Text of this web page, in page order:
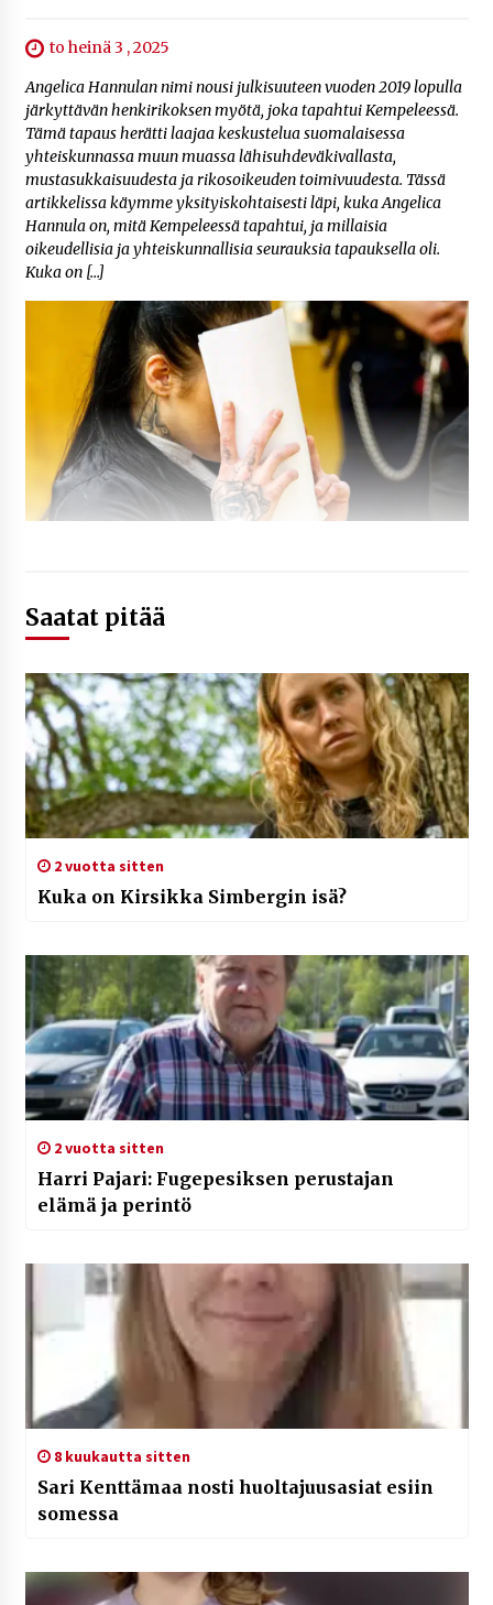
to heinä 3 , 2025
Angelica Hannulan nimi nousi julkisuuteen vuoden 2019 lopulla
järkyttävän henkirikoksen myötä, joka tapahtui Kempeleessä.
Tämä tapaus herätti laajaa keskustelua suomalaisessa
yhteiskunnassa muun muassa lähisuhdeväkivallasta,
mustasukkaisuudesta ja rikosoikeuden toimivuudesta. Tässä
artikkelissa käymme yksityiskohtaisesti läpi, kuka Angelica
Hannula on, mitä Kempeleessä tapahtui, ja millaisia
oikeudellisia ja yhteiskunnallisia seurauksia tapauksella oli.
Kuka on […]
Saatat pitää
2 vuotta sitten
Kuka on Kirsikka Simbergin isä?
2 vuotta sitten
Harri Pajari: Fugepesiksen perustajan
elämä ja perintö
8 kuukautta sitten
Sari Kenttämaa nosti huoltajuusasiat esiin
somessa